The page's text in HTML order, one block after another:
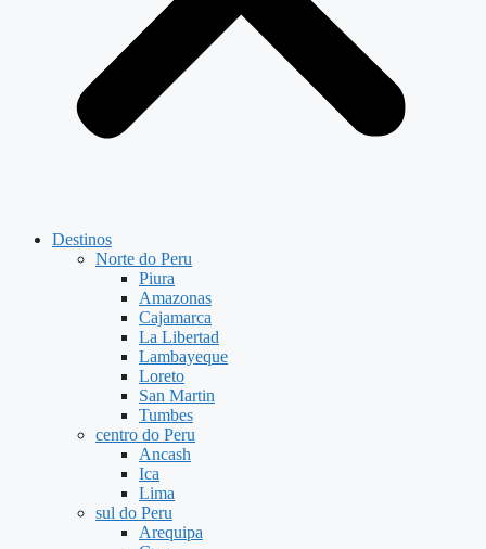
Destinos
Norte do Peru
Piura
Amazonas
Cajamarca
La Libertad
Lambayeque
Loreto
San Martin
Tumbes
centro do Peru
Ancash
Ica
Lima
sul do Peru
Arequipa